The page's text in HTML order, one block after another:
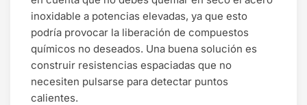
inoxidable a potencias elevadas, ya que esto
podría provocar la liberación de compuestos
químicos no deseados. Una buena solución es
construir resistencias espaciadas que no
necesiten pulsarse para detectar puntos
calientes.